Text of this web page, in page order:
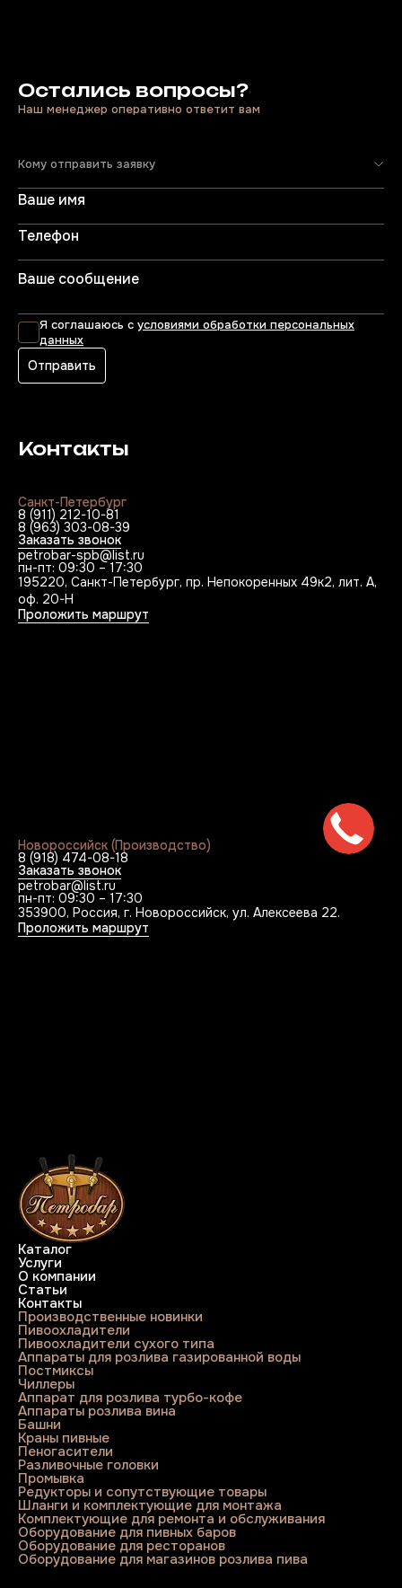
Остались вопросы?
Наш менеджер оперативно ответит вам
Кому отправить заявку
Я соглашаюсь с условиями обработки персональных
данных
Отправить
Контакты
Санкт-Петербург
8 (911) 212-10-81
8 (963) 303-08-39
Заказать звонок
petrobar-spb@list.ru
пн-пт: 09:30 – 17:30
195220, Санкт-Петербург, пр. Непокоренных 49к2, лит. А,
оф. 20-Н
Проложить маршрут
Новороссийск (Производство)
8 (918) 474-08-18
Заказать звонок
petrobar@list.ru
пн-пт: 09:30 – 17:30
353900, Россия, г. Новороссийск, ул. Алексеева 22.
Проложить маршрут
Каталог
Услуги
О компании
Статьи
Контакты
Производственные новинки
Пивоохладители
Пивоохладители сухого типа
Аппараты для розлива газированной воды
Постмиксы
Чиллеры
Аппарат для розлива турбо-кофе
Аппараты розлива вина
Башни
Краны пивные
Пеногасители
Разливочные головки
Промывка
Редукторы и сопутствующие товары
Шланги и комплектующие для монтажа
Комплектующие для ремонта и обслуживания
Оборудование для пивных баров
Оборудование для ресторанов
Оборудование для магазинов розлива пива